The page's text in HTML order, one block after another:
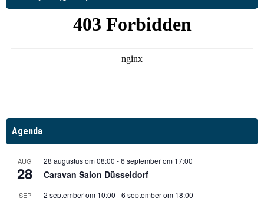
Agenda
AUG
28
28 augustus om 08:00 -6 september om 17:00
Caravan Salon Düsseldorf
SEP 2 september om 10:00 -6 september om 18:00